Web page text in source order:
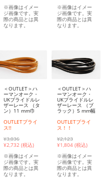
※画像はイメー
ジ画像です。実
際の商品とは異
なります。
※画像はイメー
ジ画像です。実
際の商品とは異
なります。
＜OUTLET＞ハ
ーマンオーク・
UKブライドルレ
ザーレース （タ
ン）11 mm巾
OUTLETプライ
ス!!
¥3,036
¥2,732 (税込)
※画像はイメー
ジ画像です。実
際の商品とは異
なります。
＜OUTLET＞ハ
ーマンオーク・
UKブライドルレ
ザーレース （ブ
ラック）5 mm幅
OUTLETプライ
ス！！
¥2,123
¥1,804 (税込)
※画像はイメー
ジ画像です。実
際の商品とは異
なります。